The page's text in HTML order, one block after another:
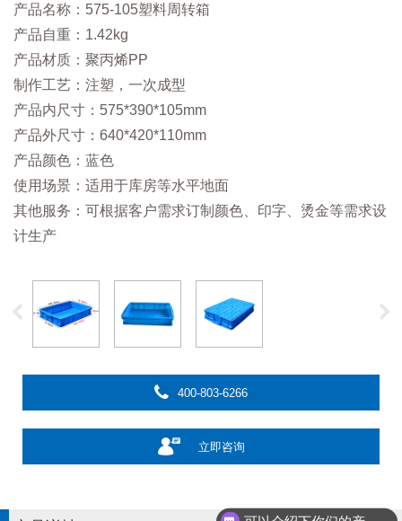
产品名称：575-105塑料周转箱
产品自重：1.42kg
产品材质：聚丙烯PP
制作工艺：注塑，一次成型
产品内尺寸：575*390*105mm
产品外尺寸：640*420*110mm
产品颜色：蓝色
使用场景：适用于库房等水平地面
其他服务：可根据客户需求订制颜色、印字、烫金等需求设
计生产
400-803-6266
立即咨询